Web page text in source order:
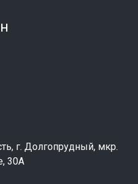
г. Долгопрудный, мкр.
30А